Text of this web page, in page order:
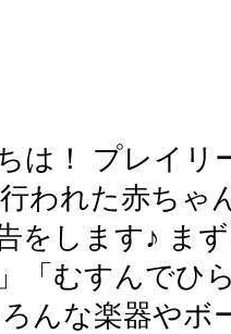
は！ プレイリ
行われた赤ち
します♪ ま
「むすんでひ
んな楽器やボ